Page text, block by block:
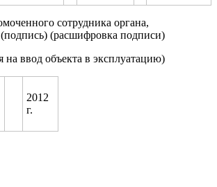
сотрудника органа,
(подпись) (расшифровка подписи)
на ввод объекта в эксплуатацию)
2012
г.